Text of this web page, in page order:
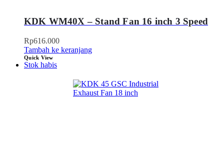
KDK WM40X – Stand Fan 16 inch 3 Speed
Rp616.000
Tambah ke keranjang
Quick View
Stok habis